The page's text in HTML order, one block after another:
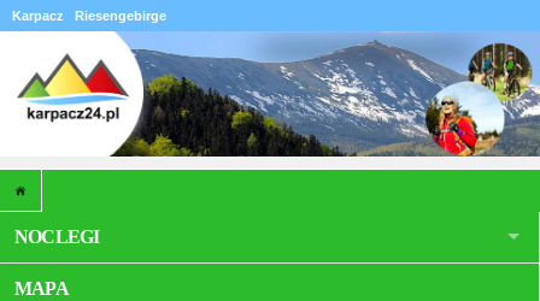
Karpacz Riesengebirge
NOCLEGI
MAPA